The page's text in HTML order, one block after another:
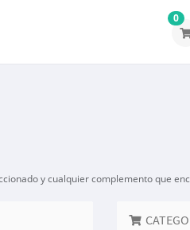
0
y cualquier complemento que